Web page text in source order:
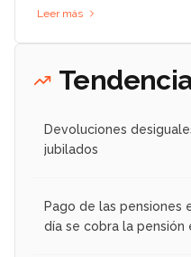
Leer más
Devoluciones
jubilados
Pago de las pensiones
día se cobra la pensión